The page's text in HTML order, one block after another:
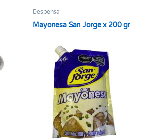
Despensa
Mayonesa San Jorge x 200 gr